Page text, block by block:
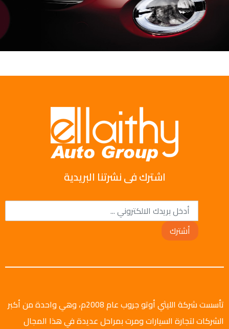
اشترك فى نشرتنا البريدية
أشترك
تأسست شركة الليثي أوتو جروب عام 2008م، وهي واحدة من أكبر
الشركات لتجارة السيارات ومرت بمراحل عديدة في هذا المجال